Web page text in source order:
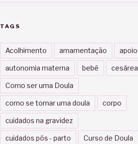
TAGS
Acolhimento amamentação apoio
autonomia materna bebê cesárea
Como ser uma Doula
como se tornar uma doula corpo
cuidados na gravidez
cuidados pós - parto Curso de Doula